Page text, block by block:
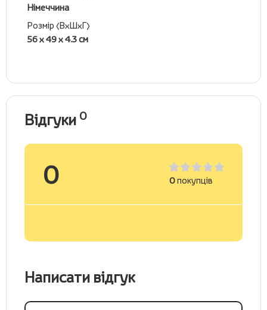
Німеччина
Розмір (ВхШхГ)
56 х 49 х 4.3 см
Відгуки 0
0 0покупців
Написати відгук